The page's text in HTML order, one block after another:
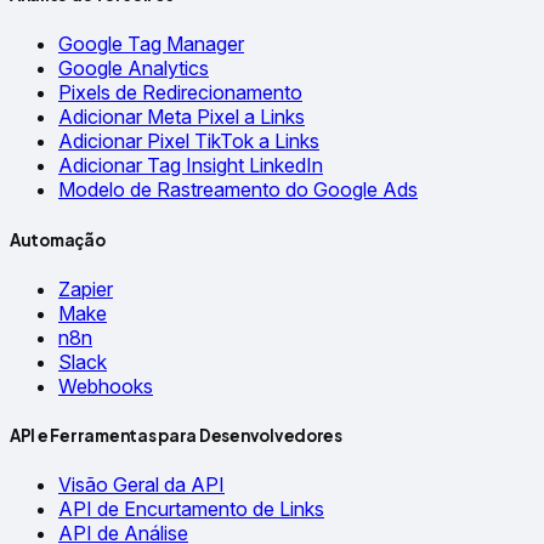
Google Tag Manager
Google Analytics
Pixels de Redirecionamento
Adicionar Meta Pixel a Links
Adicionar Pixel TikTok a Links
Adicionar Tag Insight LinkedIn
Modelo de Rastreamento do Google Ads
Automação
Zapier
Make
n8n
Slack
Webhooks
API e Ferramentas para Desenvolvedores
Visão Geral da API
API de Encurtamento de Links
API de Análise